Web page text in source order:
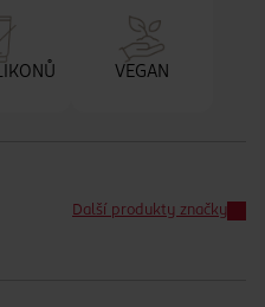
VEGAN
Další produkty značky